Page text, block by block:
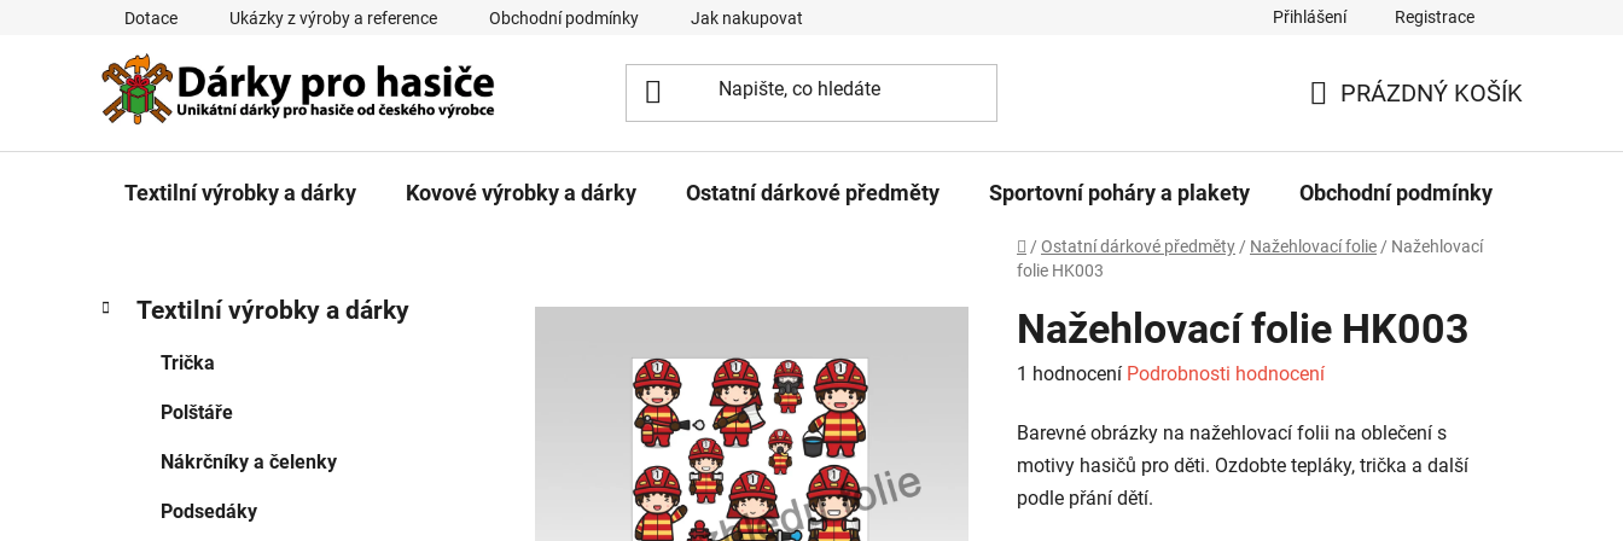
Dotace Ukázky z výroby a reference Obchodní podmínky Jak nakupovat Přihlášení Registrace
KOŠÍK
PRÁZDNÝ KOŠÍK
Textilní výrobky a dárky Kovové výrobky a dárky Ostatní dárkové předměty Sportovní poháry a plakety Obchodní podmínky
Domů
/ Ostatní dárkové předměty / Nažehlovací folie / Nažehlovací
folie HK003
P
kategorie
a
Textilní výrobky a dárky
Trička
Polštáře
Nákrčníky a čelenky
Podsedáky
Nažehlovací folie HK003
Průměrné
produktu
je
5,0
1 hodnocení Podrobnosti hodnocení
Barevné obrázky na nažehlovací folii na oblečení s
motivy hasičů pro děti. Ozdobte tepláky, trička a další
podle přání dětí.